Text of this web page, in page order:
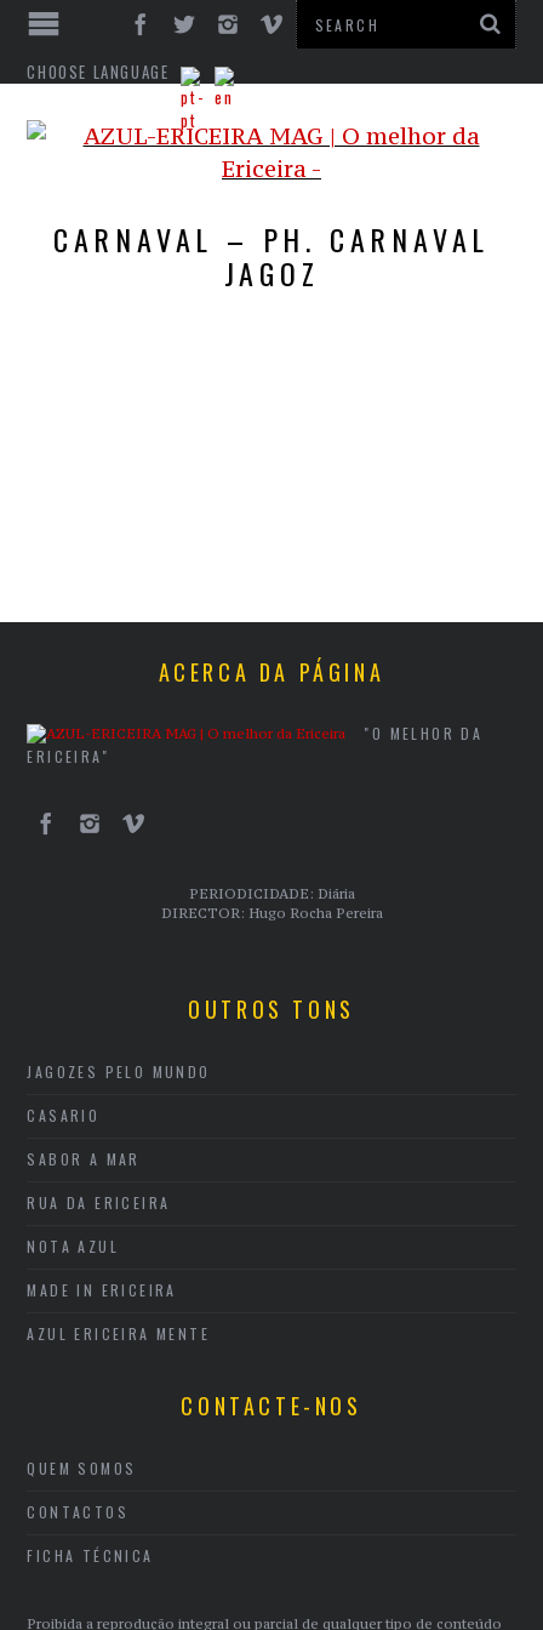
CHOOSE LANGUAGE
CARNAVAL – PH. CARNAVAL
JAGOZ
ACERCA DA PÁGINA
"O MELHOR DA
ERICEIRA"
PERIODICIDADE: Diária
DIRECTOR: Hugo Rocha Pereira
OUTROS TONS
JAGOZES PELO MUNDO
CASARIO
SABOR A MAR
RUA DA ERICEIRA
NOTA AZUL
MADE IN ERICEIRA
AZUL ERICEIRA MENTE
CONTACTE-NOS
QUEM SOMOS
CONTACTOS
FICHA TÉCNICA
Proibida a reprodução integral ou parcial de qualquer tipo de conteúdo